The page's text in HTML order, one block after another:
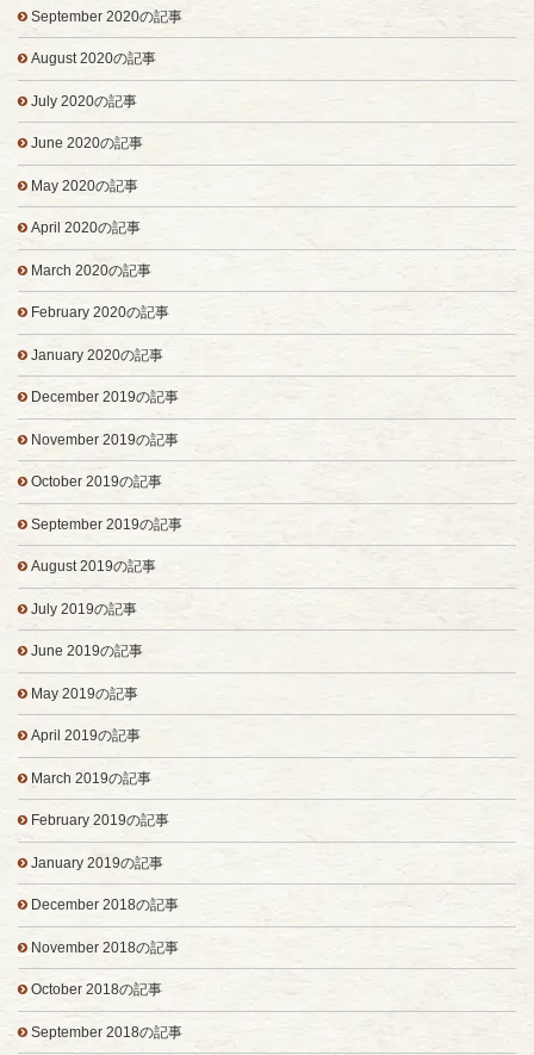
September 2020の記事
August 2020の記事
July 2020の記事
June 2020の記事
May 2020の記事
April 2020の記事
March 2020の記事
February 2020の記事
January 2020の記事
December 2019の記事
November 2019の記事
October 2019の記事
September 2019の記事
August 2019の記事
July 2019の記事
June 2019の記事
May 2019の記事
April 2019の記事
March 2019の記事
February 2019の記事
January 2019の記事
December 2018の記事
November 2018の記事
October 2018の記事
September 2018の記事